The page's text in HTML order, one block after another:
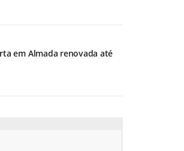
em Almada renovada até